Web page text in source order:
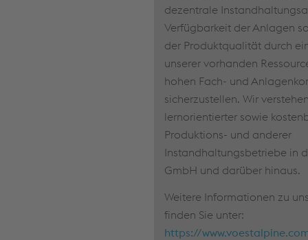
dezentrale
Verfügbarkeit der Anlagen
der Produktqualität durch
unserer vorhanden
hohen Fach- und
sicherzustellen. Wir
lernorientierter sowie
Produktions- und anderer
Instandhaltungsbetriebe in
GmbH und darüber hinaus.
Weitere Informationen zu
finden Sie unter:
https://